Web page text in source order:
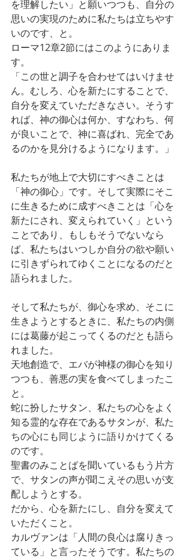
を理解したい」と願いつつも、自分の
思いの実現のために私たちは立ちやす
いのです、と。
ローマ12章2節にはこのようにありま
す。
「この世と調子を合わせてはいけませ
ん。むしろ、心を新たにすることで、
自分を変えていただきなさい。そうす
れば、神の御心は何か、すなわち、何
が良いことで、神に喜ばれ、完全であ
るのかを見分けるようになります。」
私たちが地上で大切にすべきことは
「神の御心」です。そして実際にそこ
に生きるために成すべきことは「心を
新たにされ、変えられていく」という
ことであり、もしもそうでないなら
ば、私たちはいつしか自分の欲や願い
に引きずられてゆくことになるのだと
語られました。
そして私たちが、御心を求め、そこに
生きようとするときに、私たちの内側
には葛藤が起こってくるのだとも語ら
れました。
天地創造で、エバが神様の御心を知り
つつも、善悪の実を食べてしまったこ
と。
蛇に扮したサタン、私たちの心をよく
知る霊的な存在であるサタンが、私た
ちの心にも同じように語りかけてくる
のです。
聖書のみことばを聞いているもう片方
で、サタンの声が聞こえその思いが支
配しようとする。
だから、心を新たにし、自分を変えて
いただくこと。
カルヴァンは「人間の良心は腐りきっ
ている」と言ったそうです。私たちの